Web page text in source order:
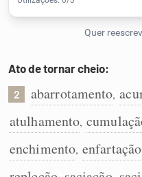
Conexões
Ato de tornar cheio:
2 abarrotamento,
atulhamento,
enchimento, enfartação